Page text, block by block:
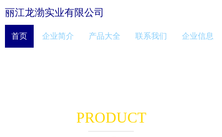
丽江龙渤实业有限公司
首页 企业简介 产品大全 联系我们 企业信息
PRODUCT